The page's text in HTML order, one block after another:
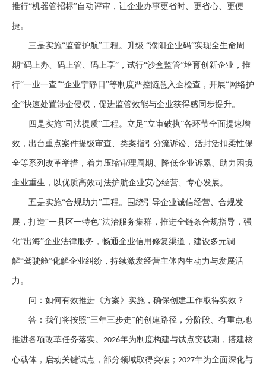
推行“机器管招标”自动评审，让企业办事更省时、更省心、更便
捷。
三是实施“监管护航”工程。升级 “濮阳企业码”实现全生命周
期“码上办、码上管、码上享”，试行“沙盒监管”培育创新企业，推
行“一业一查”“企业宁静日”等制度严控随意入企检查，开展“网络护
企”快速处置涉企侵权，促进监管效能与企业获得感同步提升。
四是实施“司法提质”工程。立足“立审破执”各环节全面提速增
效，出台重点案件提级审查、类案指引分流诉讼、活封活扣柔性保
全等系列改革举措，着力压缩审理周期、降低企业诉累、助力困境
企业重生，以优质高效司法护航企业安心经营、专心发展。
五是实施“合规助力”工程。围绕引导企业诚信经营、合规发
展，打造“一县区一特色”法治服务集群，推进全链条合规指导，强
化“出海”企业法律服务，畅通企业信用修复渠道，建设多元调
解“驾驶舱”化解企业纠纷，持续激发经营主体内生动力与发展活
力。
问：如何有效推进《方案》实施，确保创建工作取得实效？
答：我们将按照“三年三步走”的创建路径，分阶段、有重点地
推进各项改革任务落实。 2026年为制度构建与试点突破期，搭建核
心载体，启动关键试点，部分领域取得突破； 2027年为全面深化与